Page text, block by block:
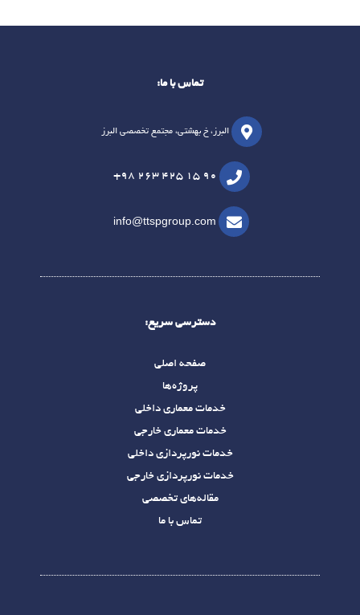
تماس با ما:
البرز، خ بهشتی، مجتمع تخصصی البرز
+98 263 425 15 90
info@ttspgroup.com
دسترسی سریع:
صفحه اصلی
پروژه‌ها
خدمات معماری داخلی
خدمات معماری خارجی
خدمات نورپردازی داخلی
خدمات نورپردازی خارجی
مقاله‌های تخصصی
تماس با ما